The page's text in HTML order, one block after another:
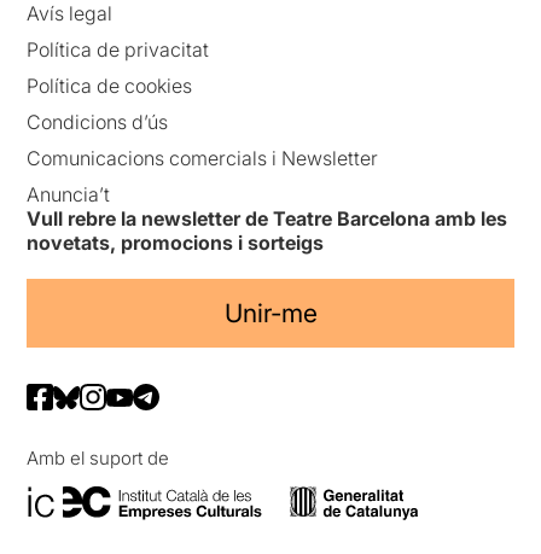
Avís legal
Política de privacitat
Política de cookies
Condicions d’ús
Comunicacions comercials i Newsletter
Anuncia’t
Vull rebre la newsletter de Teatre Barcelona amb les
novetats, promocions i sorteigs
Unir-me
Amb el suport de